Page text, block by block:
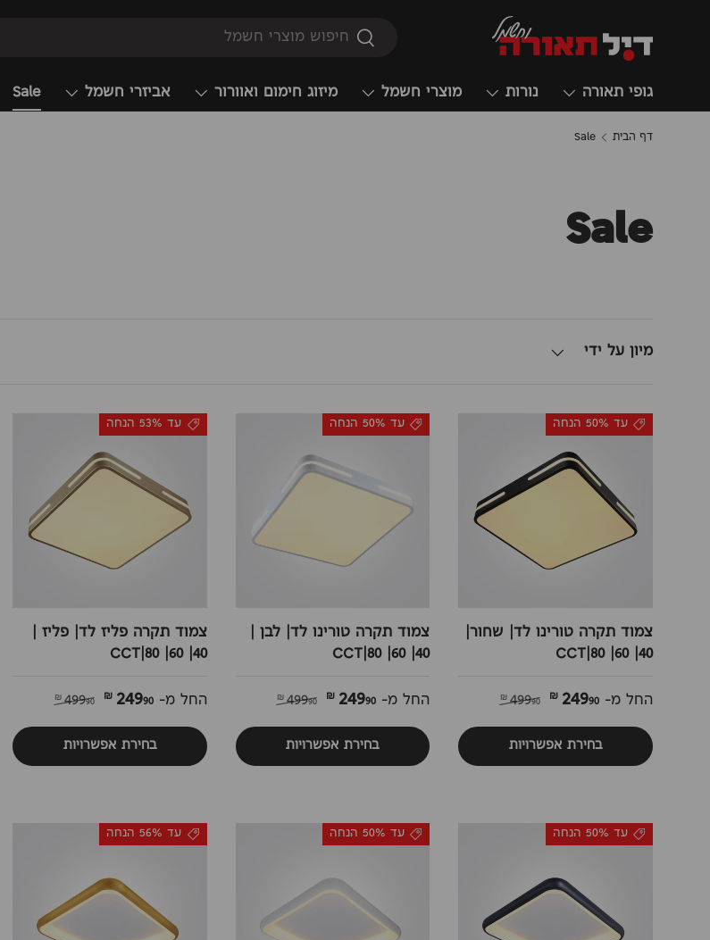
חיפוש
חיפוש
גופי תאורה נורות מוצרי חשמל מיזוג חימום ואוורור אביזרי חשמל Sale
דף הבית Sale
Sale
מיון על ידי
עד 50% הנחה
צמוד תקרה טורינו לד| שחור|
40| 60| 80|CCT
החל מ- 24990 ₪
49990 ₪
בחירת אפשרויות
עד 50% הנחה
צמוד תקרה טורינו לד| לבן |
40| 60| 80|CCT
החל מ- 24990 ₪
49990 ₪
בחירת אפשרויות
עד 53% הנחה
צמוד תקרה פליז לד| פליז |
40| 60| 80|CCT
החל מ- 24990 ₪
49990 ₪
בחירת אפשרויות
עד 50% הנחה עד 50% הנחה עד 56% הנחה